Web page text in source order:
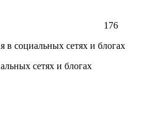
176
сетях и блогах